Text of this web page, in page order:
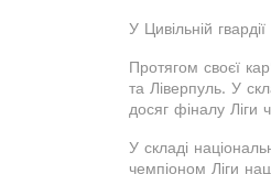
У Цивільній
Протягом своєї
та Ліверпуль. У
досяг фіналу Ліги
У складі
чемпіоном Ліги